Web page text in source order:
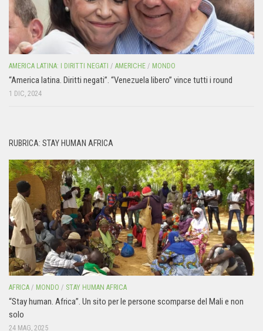
AMERICA LATINA: I DIRITTI NEGATI / AMERICHE / MONDO
“America latina. Diritti negati”. “Venezuela libero” vince tutti i round
1 DIC, 2024
RUBRICA: STAY HUMAN AFRICA
AFRICA / MONDO / STAY HUMAN AFRICA
“Stay human. Africa”. Un sito per le persone scomparse del Mali e non
solo
24 MAG, 2025